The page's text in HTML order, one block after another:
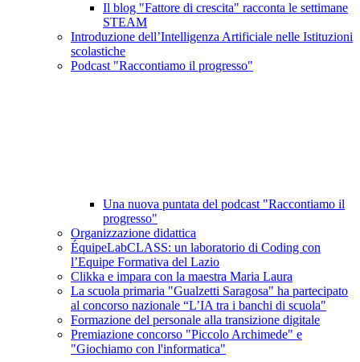
Il blog "Fattore di crescita" racconta le settimane
STEAM
Introduzione dell’Intelligenza Artificiale nelle Istituzioni
scolastiche
Podcast "Raccontiamo il progresso"
Una nuova puntata del podcast "Raccontiamo il
progresso"
Organizzazione didattica
ÉquipeLabCLASS: un laboratorio di Coding con
l’Equipe Formativa del Lazio
Clikka e impara con la maestra Maria Laura
La scuola primaria "Gualzetti Saragosa" ha partecipato
al concorso nazionale “L’IA tra i banchi di scuola"
Formazione del personale alla transizione digitale
Premiazione concorso "Piccolo Archimede" e
"Giochiamo con l'informatica"